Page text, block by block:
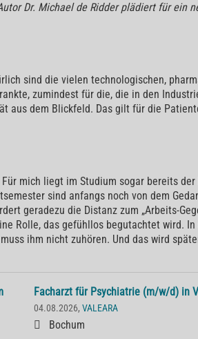
Dr. Michael de Ridder plädiert für ein
sind die vielen technologischen,
zumindest für die, die in den
dem Blickfeld. Das gilt für die
mich liegt im Studium sogar bereits
sind anfangs noch von dem
geradezu die Distanz zum „Arbeits-
Rolle, das gefühllos begutachtet wird.
ihm nicht zuhören. Und das wird
Facharzt für Psychiatrie (m/w/d) in
04.08.2026, VALEARA
Bochum